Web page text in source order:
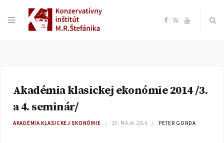
F
e
b
R Y
T
u
Akadémia klasickej ekonómie 2014 /3.
a 4. seminár/
AKADÉMIA KLASICKEJ EKONÓMIE 29. MÁJA 2014 PETER GONDA